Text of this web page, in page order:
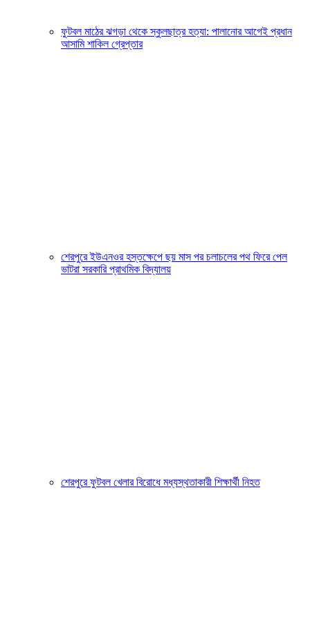
ফুটবল মাঠের ঝগড়া থেকে স্কুলছাত্র হত্যা: পালানোর আগেই প্রধান
আসামি শাকিল গ্রেপ্তার
শেরপুরে ইউএনওর হস্তক্ষেপে ছয় মাস পর চলাচলের পথ ফিরে পেল
ভাটরা সরকারি প্রাথমিক বিদ্যালয়
শেরপুরে ফুটবল খেলার বিরোধে মধ্যস্থতাকারী শিক্ষার্থী নিহত